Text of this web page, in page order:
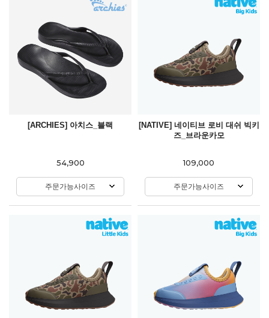
[ARCHIES] 아치스_블랙
54,900
주문가능사이즈
[NATIVE] 네이티브 로비 대쉬 빅키
즈_브라운카모
109,000
주문가능사이즈